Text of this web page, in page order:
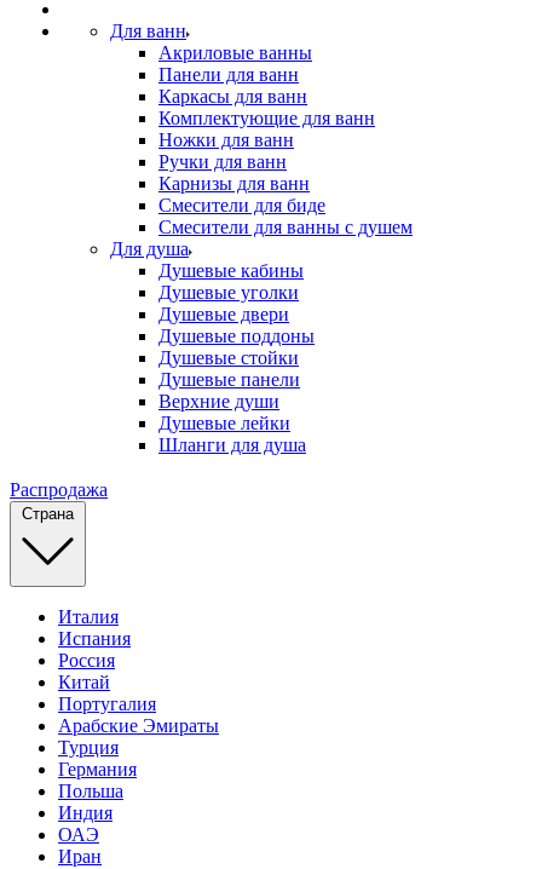
Для ванн
Акриловые ванны
Панели для ванн
Каркасы для ванн
Комплектующие для ванн
Ножки для ванн
Ручки для ванн
Карнизы для ванн
Смесители для биде
Смесители для ванны с душем
Для душа
Душевые кабины
Душевые уголки
Душевые двери
Душевые поддоны
Душевые стойки
Душевые панели
Верхние души
Душевые лейки
Шланги для душа
Распродажа
Страна
Италия
Испания
Россия
Китай
Португалия
Арабские Эмираты
Турция
Германия
Польша
Индия
ОАЭ
Иран